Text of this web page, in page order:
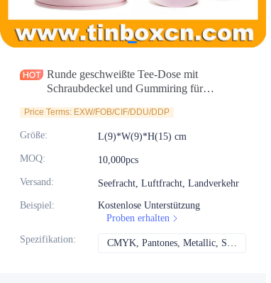
Runde geschweißte Tee-Dose mit
Schraubdeckel und Gummiring für
Price Terms: EXW/FOB/CIF/DDU/DDP
Größe: L(9)*W(9)*H(15) cm
MOQ: 10,000pcs
Versand: Seefracht, Luftfracht, Landverkehr
Beispiel:
Kostenlose Unterstützung
Proben erhalten
Spezifikation: CMYK, Pantones, Metallic, Sonderfarbe usw.
Nachrichten